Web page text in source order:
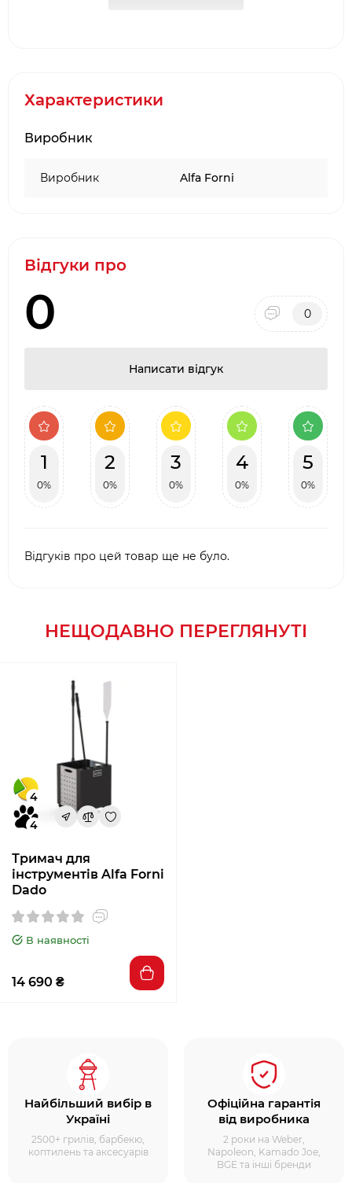
Відсік для дров або сміттєвого контейнера
Оснащений колесами
2 прорізи для зручного підняття
Характеристики
Виробник
Виробник Alfa Forni
Відгуки про
0 0
Написати відгук
1
0%
2
0%
3
0%
4
0%
5
0%
Відгуків про цей товар ще не було.
НЕЩОДАВНО ПЕРЕГЛЯНУТІ
4
4
Тримач для
інструментів Alfa Forni
Dado
В наявності
14 690 ₴
Найбільший вибір в
Україні
2500+ грилів, барбекю,
коптилень та аксесуарів
Офіційна гарантія
від виробника
2 роки на Weber,
Napoleon, Kamado Joe,
BGE та інші бренди